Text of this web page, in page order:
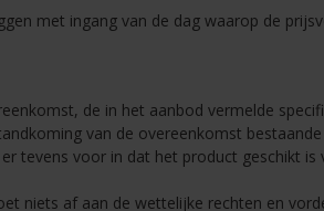
met ingang van de dag waarop de
de in het aanbod vermelde
van de overeenkomst
tevens voor in dat het product geschikt is
niets af aan de wettelijke rechten en